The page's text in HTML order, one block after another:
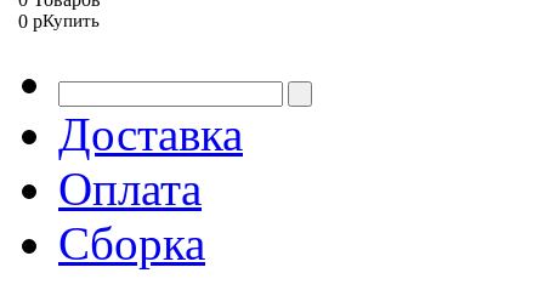
0 pКупить
Доставка
Оплата
Сборка